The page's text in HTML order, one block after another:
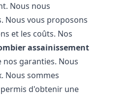
Nous nous
Nous vous proposons
et les coûts. Nos
assainissement
nos garanties. Nous
Nous sommes
d'obtenir une